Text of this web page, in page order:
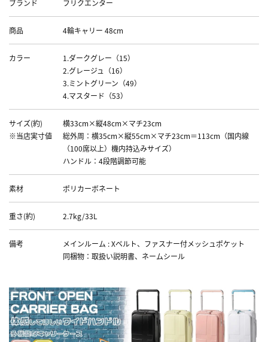
ブランド フリクエンター
商品 4輪キャリー 48cm
カラー
1.ダークグレー（15）
2.グレージュ（16）
3.ミントグリーン（49）
4.マスタード（53）
サイズ(約)
※当店実寸値
横33cm×縦48cm×マチ23cm
総外周：横35cm×縦55cm×マチ23cm＝113cm（国内線
（100席以上）機内持込みサイズ）
ハンドル：4段階調節可能
素材 ポリカーボネート
重さ(約) 2.7kg/33L
備考
メインルーム : Xベルト、ファスナー付メッシュポケット
同梱物：取扱い説明書、ネームシール